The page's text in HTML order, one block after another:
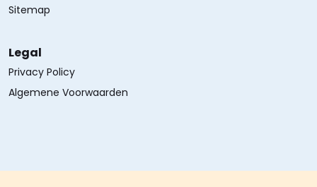
Sitemap
Legal
Privacy Policy
Algemene Voorwaarden